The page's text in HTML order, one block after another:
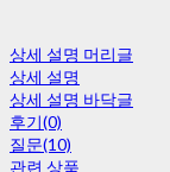
상세 설명 머리글
상세 설명
상세 설명 바닥글
후기(0)
질문(10)
관련 상품